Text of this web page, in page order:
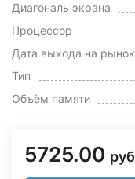
Диагональ экрана
Процессор
Дата выхода на рынок
Тип
Объём памяти
5725.00 руб